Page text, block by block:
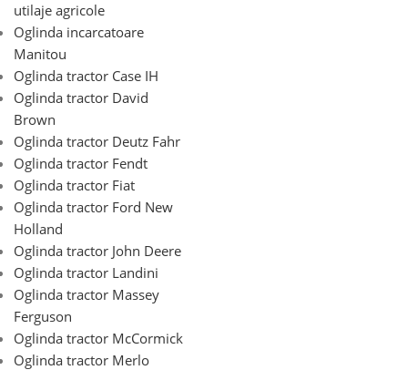
utilaje agricole
Oglinda incarcatoare
Manitou
Oglinda tractor Case IH
Oglinda tractor David
Brown
Oglinda tractor Deutz Fahr
Oglinda tractor Fendt
Oglinda tractor Fiat
Oglinda tractor Ford New
Holland
Oglinda tractor John Deere
Oglinda tractor Landini
Oglinda tractor Massey
Ferguson
Oglinda tractor McCormick
Oglinda tractor Merlo